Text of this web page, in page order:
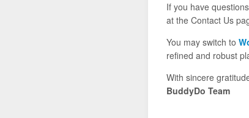
If you have
at the Contact Us
You may switch to
refined and robust
With sincere
BuddyDo Team